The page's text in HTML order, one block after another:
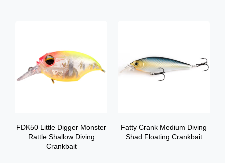
FDK50 Little Digger Monster
Rattle Shallow Diving
Crankbait
Fatty Crank Medium Diving
Shad Floating Crankbait